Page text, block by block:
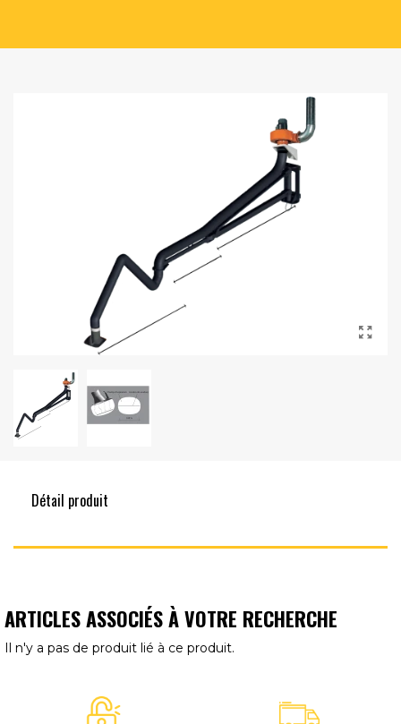
Détail produit
ARTICLES ASSOCIÉS À VOTRE RECHERCHE
Il n'y a pas de produit lié à ce produit.